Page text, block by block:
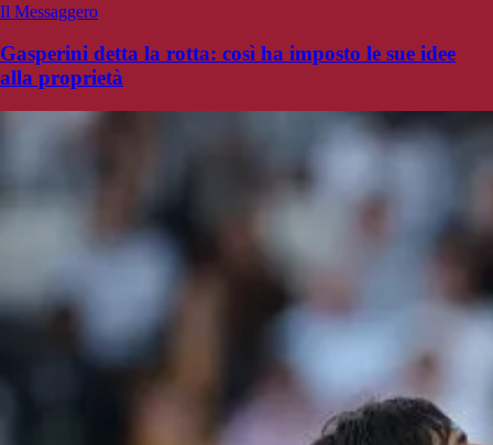
Il Messaggero
Gasperini detta la rotta: così ha imposto le sue idee
alla proprietà